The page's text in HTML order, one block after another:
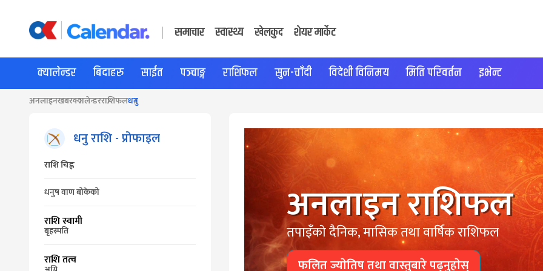
समाचार स्वास्थ्य खेलकुद शेयर मार्केट
क्यालेन्डर बिदाहरु साईत पञ्चाङ्ग राशिफल सुन-चाँदी विदेशी विनिमय मिति परिवर्तन इभेन्ट
धनुराशि - प्रोफाइल
राशि चिह्न
धनुष वाण बोकेको
राशि स्वामी
बृहस्पति
राशि तत्व
अनलाइनखबरक्यालेन्डरराशिफलधनु
अनलाइन राशिफल
तपाइँकाे दैनिक, मासिक तथा वार्षिक राशिफल
फलित ज्याेतिष तथा वास्तुबारे पढ्नुहाेस्